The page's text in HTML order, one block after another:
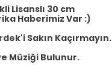
Lisanslı 30 cm
Haberimiz Var :)
Sakın Kaçırmayın.
Müziği Bulunur.